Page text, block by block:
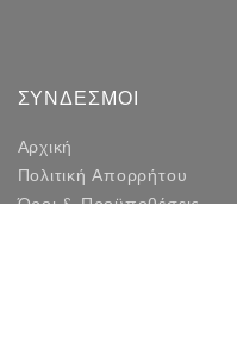
ΣΥΝΔΕΣΜΟΙ
Αρχική
Πολιτική Απορρήτου
Όροι & Προϋποθέσεις